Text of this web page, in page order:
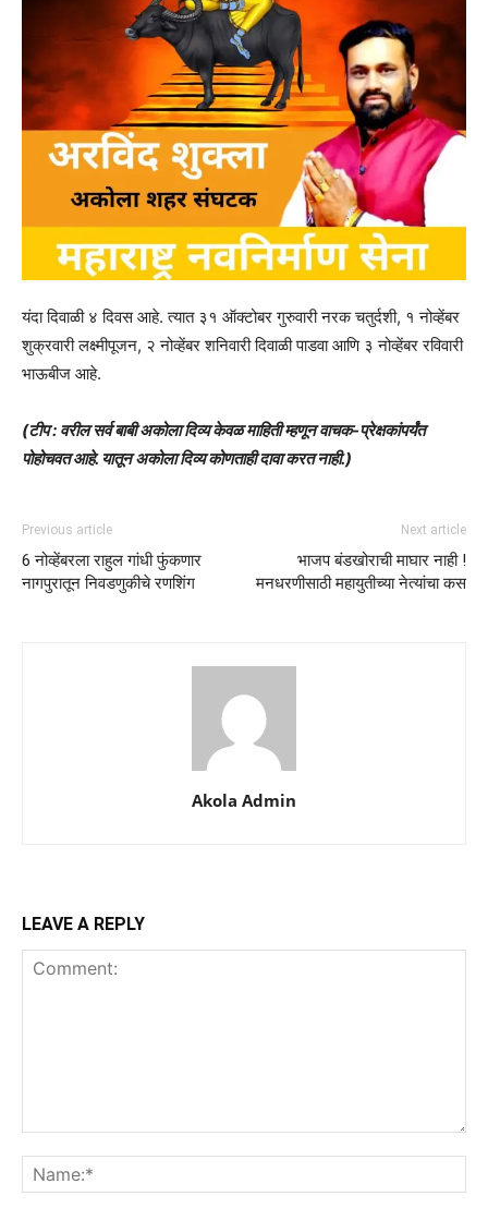
यंदा दिवाळी ४ दिवस आहे. त्यात ३१ ऑक्टोबर गुरुवारी नरक चतुर्दशी, १ नोव्हेंबर
शुक्रवारी लक्ष्मीपूजन, २ नोव्हेंबर शनिवारी दिवाळी पाडवा आणि ३ नोव्हेंबर रविवारी
भाऊबीज आहे.
(टीप : वरील सर्व बाबी अकोला दिव्य केवळ माहिती म्हणून वाचक-प्रेक्षकांपर्यंत
पोहोचवत आहे. यातून अकोला दिव्य कोणताही दावा करत नाही.)
Previous article
6 नोव्हेंबरला राहुल गांधी फुंकणार
नागपुरातून निवडणुकीचे रणशिंग
Next article
भाजप बंडखोराची माघार नाही !
मनधरणीसाठी महायुतीच्या नेत्यांचा कस
Akola Admin
LEAVE A REPLY